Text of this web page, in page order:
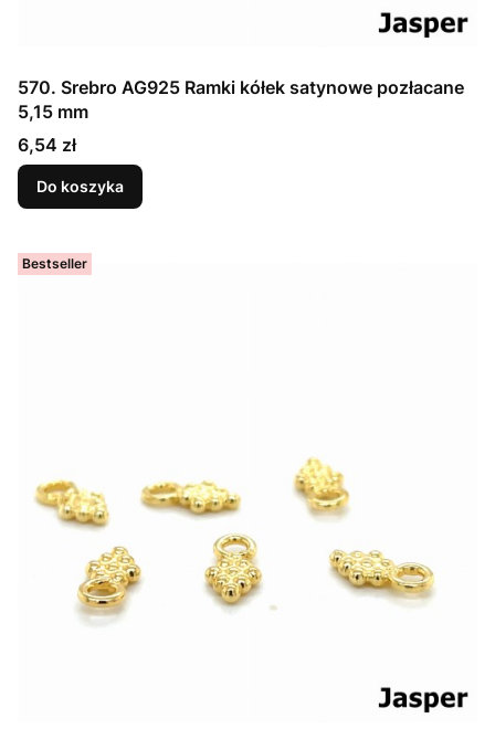
570. Srebro AG925 Ramki kółek satynowe pozłacane
5,15 mm
Cena
6,54 zł
Do koszyka
Bestseller